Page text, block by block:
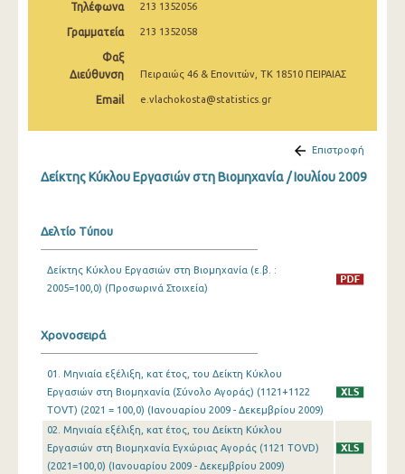
Μαρτίου 2025
Φεβρουαρίου 2025
Νοεμβρίου 2024
Αυγούστου 2024
Ιουνίου 2024
Μαΐου 2024
Απριλίου 2024
Μαρτίου 2024
Τηλέφωνα 213 1352056
Γραμματεία 213 1352058
Φαξ
Διεύθυνση
Πειραιώς 46 & Επονιτών, ΤΚ 18510 ΠΕΙΡΑΙΑΣ
Email e.vlachokosta@statistics.gr
Επιστροφή
Δείκτης Κύκλου Εργασιών στη Βιομηχανία / Ιουλίου 2009
Δελτίο Τύπου
Δείκτης Κύκλου Εργασιών στη Βιομηχανία (ε.β. :
2005=100,0) (Προσωρινά Στοιχεία)
Χρονοσειρά
01. Μηνιαία εξέλιξη, κατ έτος, του Δείκτη Κύκλου
Εργασιών στη Βιομηχανία (Σύνολο Αγοράς) (1121+1122
TOVT) (2021 = 100,0) (Ιανουαρίου 2009 - Δεκεμβρίου 2009)
02. Μηνιαία εξέλιξη, κατ έτος, του Δείκτη Κύκλου
Εργασιών στη Βιομηχανία Εγχώριας Αγοράς (1121 TOVD)
(2021=100,0) (Ιανουαρίου 2009 - Δεκεμβρίου 2009)